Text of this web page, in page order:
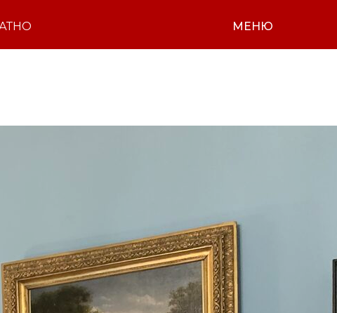
МЕНЮ